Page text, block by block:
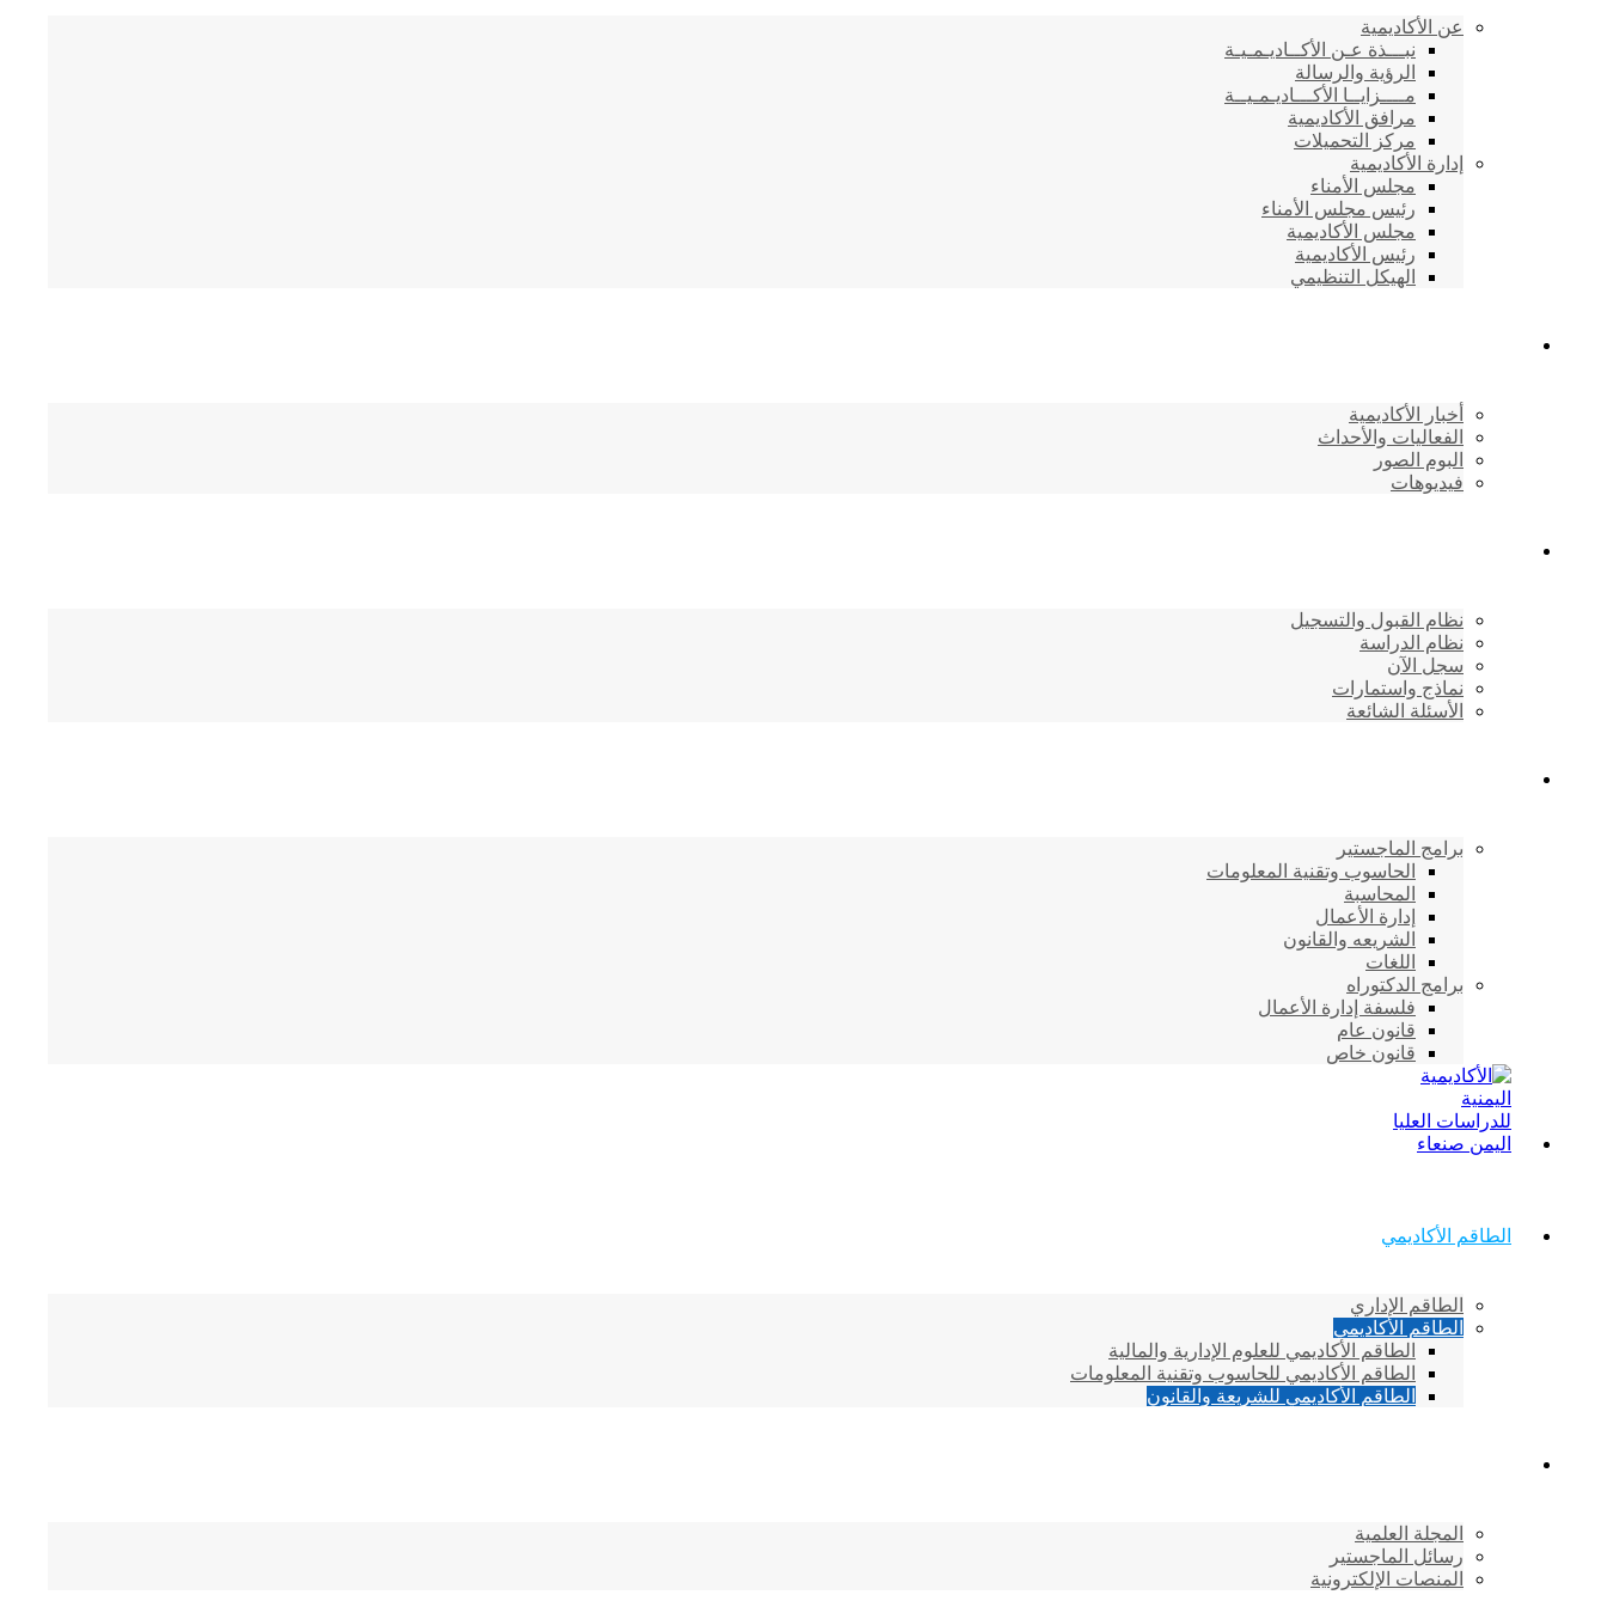
عن الأكاديمية
نبـــذة عـن الأكــاديـمـيـة
الرؤية والرسالة
مــــزايــا الأكـــاديـمـيــة
مرافق الأكاديمية
مركز التحميلات
إدارة الأكاديمية
مجلس الأمناء
رئيس مجلس الأمناء
مجلس الأكاديمية
رئيس الأكاديمية
الهيكل التنظيمي
أخبار الأكاديمية
الفعاليات والأحداث
البوم الصور
فيديوهات
نظام القبول والتسجيل
نظام الدراسة
سجل الآن
نماذج واستمارات
الأسئلة الشائعة
برامج الماجستير
الحاسوب وتقنية المعلومات
المحاسبة
إدارة الأعمال
الشريعه والقانون
اللغات
برامج الدكتوراه
فلسفة إدارة الأعمال
قانون عام
قانون خاص
الطاقم الأكاديمي
الطاقم الإداري
الطاقم الأكاديمي
الطاقم الأكاديمي للعلوم الإدارية والمالية
الطاقم الأكاديمي للحاسوب وتقنية المعلومات
الطاقم الأكاديمي للشريعة والقانون
المجلة العلمية
رسائل الماجستير
المنصات الإلكترونية